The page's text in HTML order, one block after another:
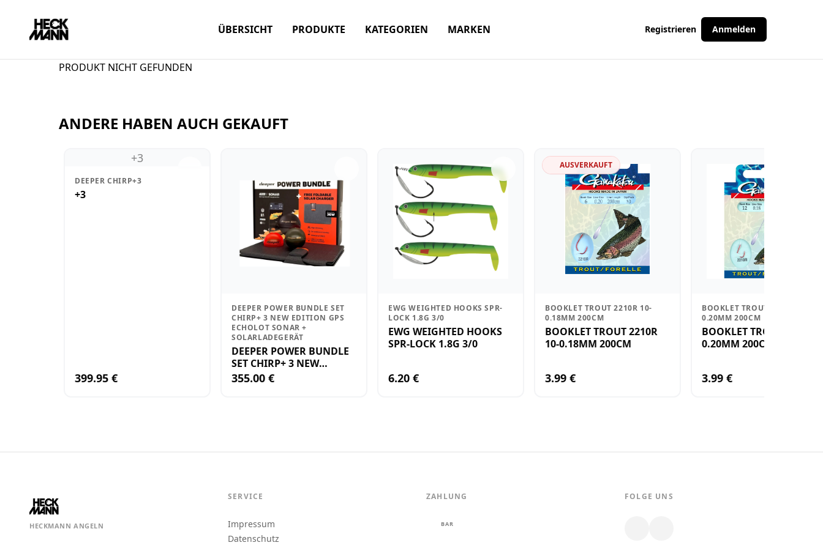
ÜBERSICHT PRODUKTE KATEGORIEN MARKEN Registrieren Anmelden
PRODUKT NICHT GEFUNDEN
ANDERE HABEN AUCH GEKAUFT
+3
DEEPER CHIRP+3
+3
399.95 €
DEEPER POWER BUNDLE SET
CHIRP+ 3 NEW EDITION GPS
ECHOLOT SONAR +
SOLARLADEGERÄT
DEEPER POWER BUNDLE
SET CHIRP+ 3 NEW
EDITION GPS ECHOLOT
355.00 €
EWG WEIGHTED HOOKS SPR-
LOCK 1.8G 3/0
EWG WEIGHTED HOOKS
SPR-LOCK 1.8G 3/0
6.20 €
AUSVERKAUFT
BOOKLET TROUT 2210R 10-
0.18MM 200CM
BOOKLET TROUT 2210R
10-0.18MM 200CM
3.99 €
BOOKLET TROUT 2210R 8-
0.20MM 200CM
BOOKLET TROUT 2210R 8-
0.20MM 200CM
3.99 €
HECKMANN ANGELN
SERVICE
Impressum
Datenschutz
ZAHLUNG
BAR
FOLGE UNS